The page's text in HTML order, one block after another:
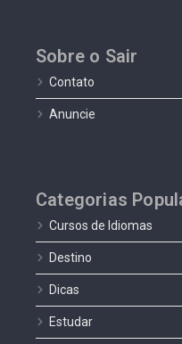
Sobre o Sair
Contato
Anuncie
Categorias
Cursos de Idiomas
Destino
Dicas
Estudar